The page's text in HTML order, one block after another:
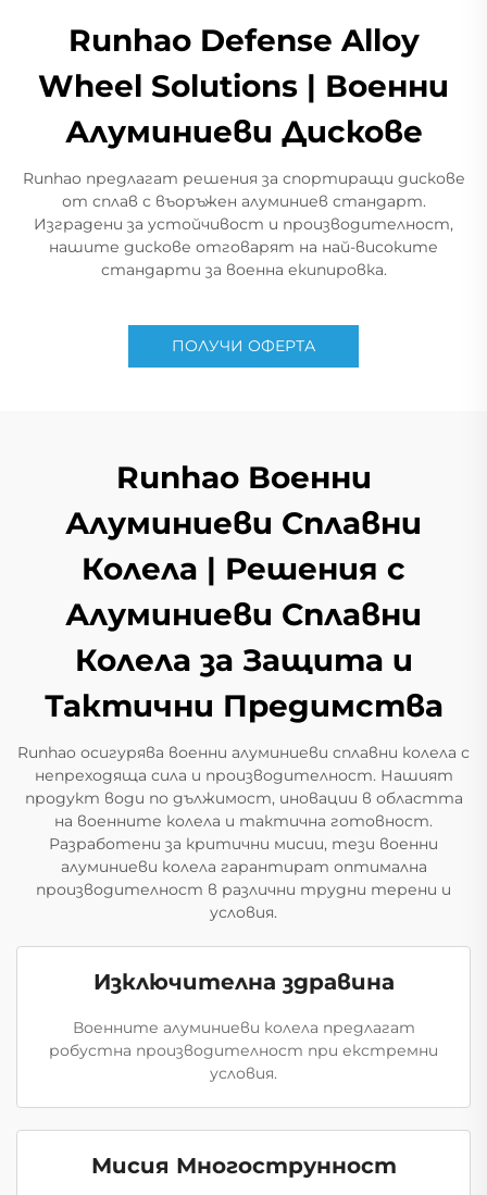
Runhao Defense Alloy
Wheel Solutions | Военни
Алуминиеви Дискове
Runhao предлагат решения за спортиращи дискове
от сплав с въоръжен алуминиев стандарт.
Изградени за устойчивост и производителност,
нашите дискове отговарят на най-високите
стандарти за военна екипировка.
ПОЛУЧИ ОФЕРТА
Runhao Военни
Алуминиеви Сплавни
Колела | Решения с
Алуминиеви Сплавни
Колела за Защита и
Тактични Предимства
Runhao осигурява военни алуминиеви сплавни колела с
непреходяща сила и производителност. Нашият
продукт води по дължимост, иновации в областта
на военните колела и тактична готовност.
Разработени за критични мисии, тези военни
алуминиеви колела гарантират оптимална
производителност в различни трудни терени и
условия.
Изключителна здравина
Военните алуминиеви колела предлагат
робустна производителност при екстремни
условия.
Мисия Многострунност